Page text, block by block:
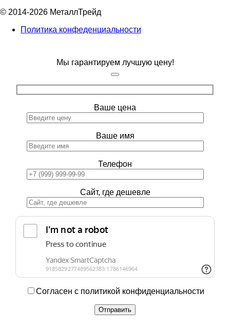
© 2014-2026 МеталлТрейд
Политика конфеденциальности
Мы гарантируем лучшую цену!
Ваше цена
Ваше имя
Телефон
Сайт, где дешевле
Согласен с политикой конфиденциальности